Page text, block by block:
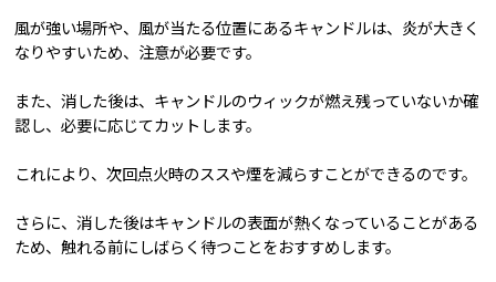
風が強い場所や、風が当たる位置にあるキャンドルは、炎が大きく
なりやすいため、注意が必要です。
また、消した後は、キャンドルのウィックが燃え残っていないか確
認し、必要に応じてカットします。
これにより、次回点火時のススや煙を減らすことができるのです。
さらに、消した後はキャンドルの表面が熱くなっていることがある
ため、触れる前にしばらく待つことをおすすめします。